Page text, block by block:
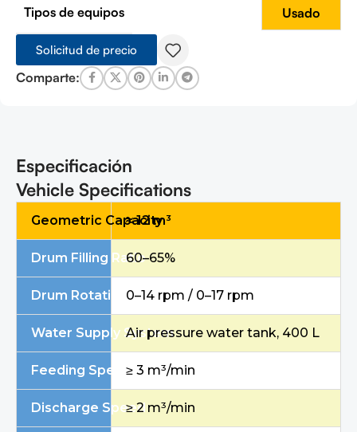
Tipos de equipos Usado
Solicitud de precio
Comparte:
Especificación
Vehicle Specifications
Geometric Capacity
≈ 12 m³
Drum Filling Ratio60–65%
Drum Rotation Speed (Charging / Discharging)
0–14 rpm / 0–17 rpm
Water Supply SystemAir pressure water tank, 400 L
Feeding Speed≥ 3 m³/min
Discharge Speed≥ 2 m³/min